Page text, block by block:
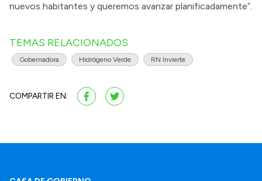
nuevos habitantes y queremos avanzar planificadamente”.
TEMAS RELACIONADOS
Gobernadora Hidrógeno Verde RN Invierte
COMPARTIR EN: